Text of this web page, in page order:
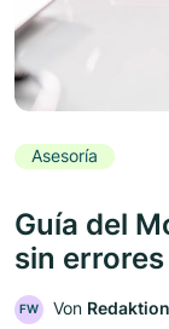
Asesoría
Guía del
sin
FW Von